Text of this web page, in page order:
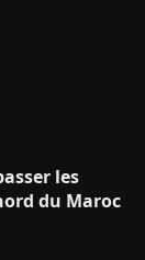
les
du Maroc